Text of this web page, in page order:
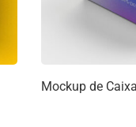
Mockup de